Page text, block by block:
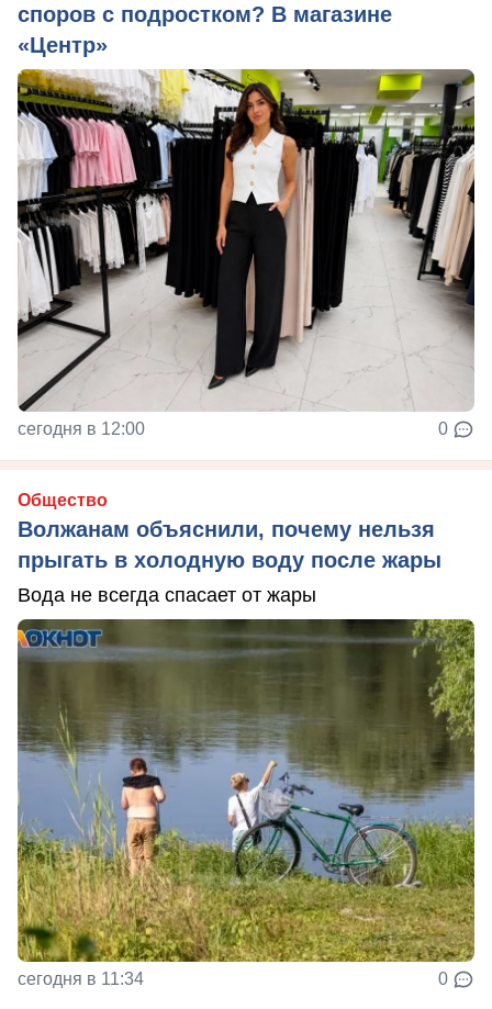
споров с подростком? В магазине
«Центр»
сегодня в 12:00 0
Общество
Волжанам объяснили, почему нельзя
прыгать в холодную воду после жары
Вода не всегда спасает от жары
сегодня в 11:34 0